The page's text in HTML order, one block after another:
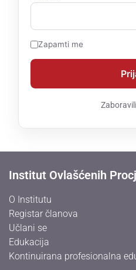
Zapamti me
Institut Ovlašćenih
O Institutu
Registar članova
Učlani se
Edukacija
Kontinuirana profesionalna